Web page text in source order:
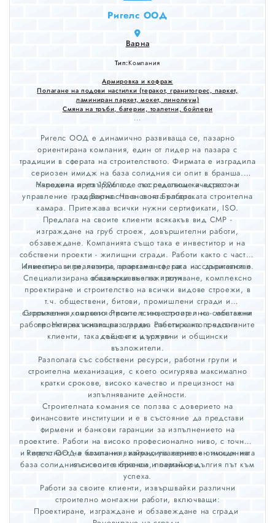
Ригелс ООД
Варна
Тип:Компания
Армировка и кофраж
Полагане на подови настилки (теракот, гранитогрес, паркет,
ламиниран паркет, мокет, линолеум)
Смяна на тръби, батерии, тоалетни, бойлери
...
Ригелс ООД е динамично развиваща се, пазарно
ориентирана компания, един от лидер на пазара с
традиции в сферата на строителството. Фирмата е изградила
сериозен имидж на база солидния си опит в бранша.
Наложила и утвърдила се посредством качеството и
коректността в своята работа.
Учредена през 1996 год. със седалище и адрес на
управление град Варна. Член е на Българската строителна
камара. Притежава всички нужни сертификати, ISO.
Предлага на своите клиенти всякакъв вид СМР -
изграждане на груб строеж, довършителни работи,
обзавеждане. Компанията също така е инвеститор и на
собствени проекти - жилищни сгради. Работи както с частни
клиенти - вили, хотели, апартаменти, така и с държавни и
общински възложители.
Инвестира и реализира проекти в сферата на строителство.
Специализирана в извършване на проучване, комплексно
проектиране и строителство на всички видове строежи, в
т.ч. обществени, битови, промишлени сгради и
съоръжения, паркото строителство, строително - монтажни
работи. Непрекъснато разширява спектъра на предлаганите
дейности и услуги.
Строителна компания Ригелс е инвеститор и на собствени
проекти на жилищни сгради. Работи както с частни
клиенти, така също и с държавни и общински
възложители.
Разполага със собствени ресурси, работни групи и
строителна механизация, с което осигурява максимално
кратки срокове, високо качество и прецизност на
изпълняваните дейности.
Строителната комания се ползва с доверието на
финансовите институции и е в състояние да представи
фирмени и банкови гаранции за изпълнението на
проектите. Работи на високо професионално ниво, с точност
и коректност на базата на взаймно уважение в отношенията
със своите клиенти и партньори.
Ригелс ООД е компания, изградила сериозен имидж на
база солидния си опит в бранша, поемайки дългия път към
успеха.
Работи за своите клиенти, извършвайки различни
строително монтажни работи, включващи:
Проектиране, изграждане и обзавеждане на сгради